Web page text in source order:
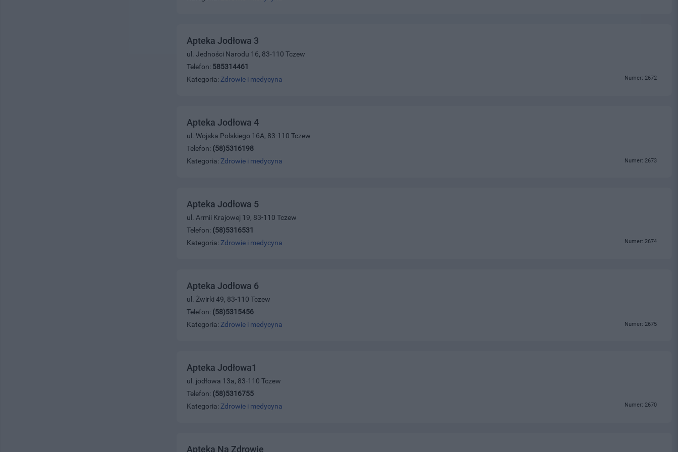
Apteka Jodłowa 3
ul. Jedności Narodu 16, 83-110 Tczew
Telefon: 585314461
Kategoria: Zdrowie i medycyna Numer: 2672
Apteka Jodłowa 4
ul. Wojska Polskiego 16A, 83-110 Tczew
Telefon: (58)5316198
Kategoria: Zdrowie i medycyna Numer: 2673
Apteka Jodłowa 5
ul. Armii Krajowej 19, 83-110 Tczew
Telefon: (58)5316531
Kategoria: Zdrowie i medycyna Numer: 2674
Apteka Jodłowa 6
ul. Żwirki 49, 83-110 Tczew
Telefon: (58)5315456
Kategoria: Zdrowie i medycyna Numer: 2675
Apteka Jodłowa1
ul. jodłowa 13a, 83-110 Tczew
Telefon: (58)5316755
Kategoria: Zdrowie i medycyna Numer: 2670
Apteka Na Zdrowie